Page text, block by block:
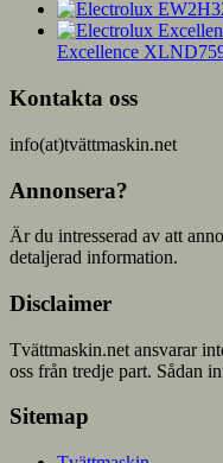
Excellence
Kontakta oss
info(at)tvättmaskin.net
Annonsera?
Är du intresserad av att
detaljerad information.
Disclaimer
Tvättmaskin.net ansvarar
oss från tredje part. Sådan
Sitemap